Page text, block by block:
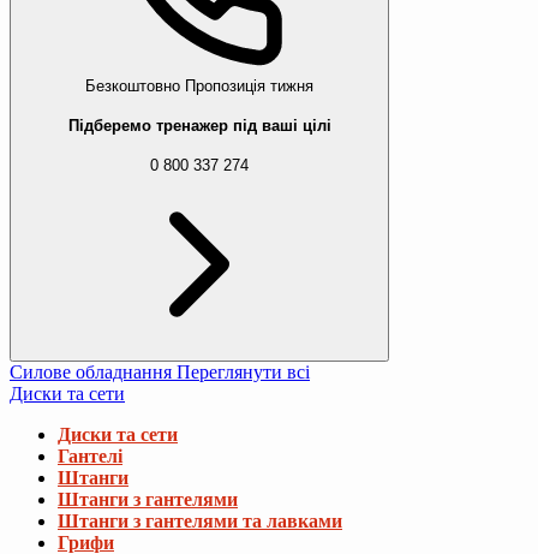
Безкоштовно Пропозиція тижня
Підберемо тренажер під ваші цілі
0 800 337 274
Силове обладнання Переглянути всі
Диски та сети
Диски та сети
Гантелі
Штанги
Штанги з гантелями
Штанги з гантелями та лавками
Грифи